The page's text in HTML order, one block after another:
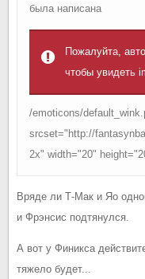
была написана
Пожалуйта,
чтобы увидеть
/emoticons/
srcset="http://
2x" width="20"
Вряде ли Т-Мак и Яо
и Фрэнсис подтянулся.
А вот у Финикса
тяжело будет...